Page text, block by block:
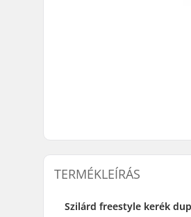
TERMÉKLEÍRÁS
Szilárd freestyle kerék